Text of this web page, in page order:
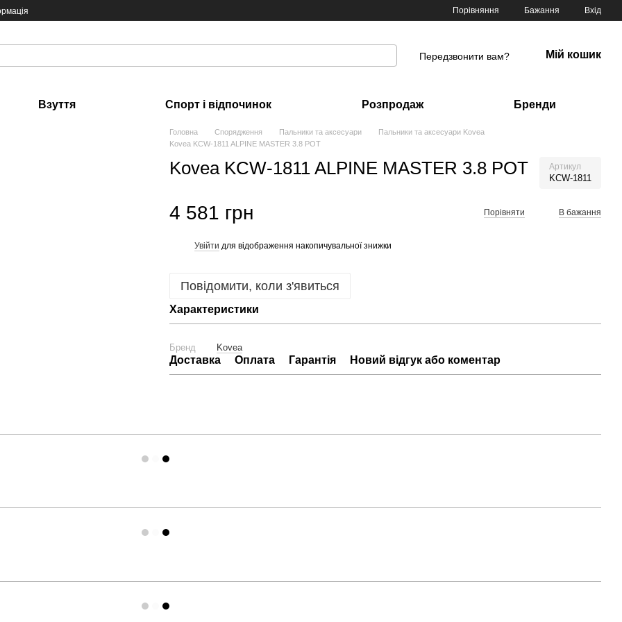
Порівняння Бажання Вхід
Передзвонити вам? Мій кошик
Взуття Спорт і відпочинок Розпродаж Бренди
Головна Спорядження Пальники та аксесуари
Пальники та аксесуари Kovea
Kovea KCW-1811 ALPINE MASTER 3.8 POT
Kovea KCW-1811 ALPINE MASTER 3.8 POT Артикул
KCW-1811
4 581 грн Порівняти В бажання
Увійти для відображення накопичувальної знижки
Повідомити, коли з'явиться
Характеристики
Бренд Kovea
Доставка Оплата Гарантія Новий відгук або коментар